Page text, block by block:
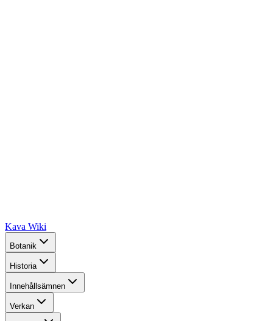
Kava Wiki
Botanik
Historia
Innehållsämnen
Verkan